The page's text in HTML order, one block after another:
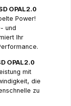
OPAL2.0
Power!
und
Ihr
OPAL2.0
mit
die
zu